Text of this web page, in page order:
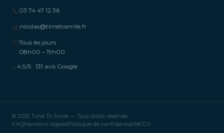
📞 03 74 47 12 36
✉️nicolas@timetosmile.fr
🕐Tous les jours
08h00 – 19h00
⭐4,9/5 · 131 avis Google
© 2026 Time To Smile — Tous droits réservés
FAQMentions légalesPolitique de confidentialitéCGV